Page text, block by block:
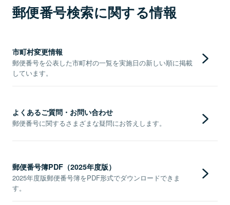
郵便番号検索に関する情報
市町村変更情報
郵便番号を公表した市町村の一覧を実施日の新しい順に掲載
しています。
よくあるご質問・お問い合わせ
郵便番号に関するさまざまな疑問にお答えします。
郵便番号簿PDF（2025年度版）
2025年度版郵便番号簿をPDF形式でダウンロードできま
す。